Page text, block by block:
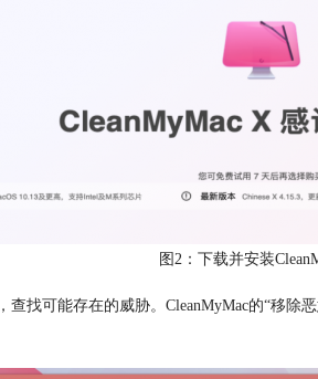
图2：下载并安装
找可能存在的威胁。CleanMyMac的“移